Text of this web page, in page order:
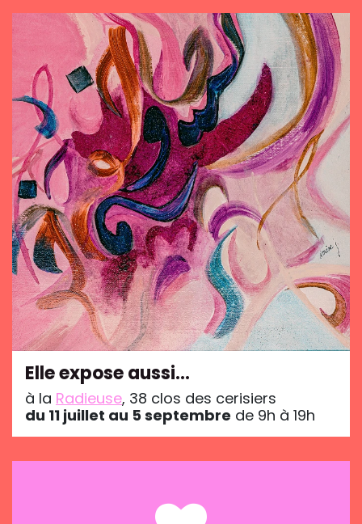
Elle expose aussi…
à la Radieuse, 38 clos des cerisiers
du 11 juillet au 5 septembre de 9h à 19h